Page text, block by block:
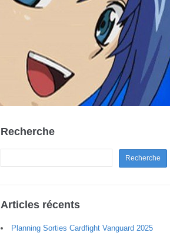
Recherche
Articles récents
Planning Sorties Cardfight Vanguard 2025